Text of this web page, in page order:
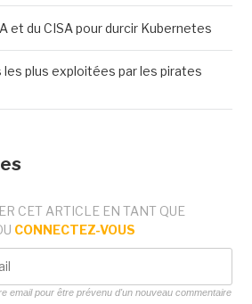
et du CISA pour durcir Kubernetes
les plus exploitées par les pirates
CET ARTICLE EN TANT QUE
CONNECTEZ-VOUS
email pour être prévenu d'un nouveau commentaire